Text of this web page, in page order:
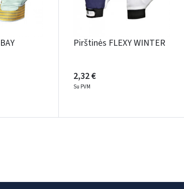
Pirštinės FLEXY WINTER
2,32 €
Su PVM